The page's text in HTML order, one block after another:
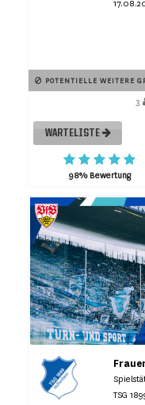
POTENTIELLE WEITERE
3
WARTELISTE
98% Bewertung
TSG